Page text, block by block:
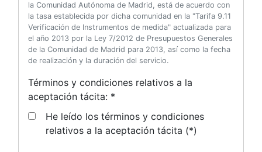
la Comunidad Autónoma de Madrid, está de acuerdo con
la tasa establecida por dicha comunidad en la "Tarifa 9.11
Verificación de Instrumentos de medida" actualizada para
el año 2013 por la Ley 7/2012 de Presupuestos Generales
de la Comunidad de Madrid para 2013, así como la fecha
de realización y la duración del servicio.
Términos y condiciones relativos a la
aceptación tácita: *
He leído los términos y condiciones
relativos a la aceptación tácita (*)